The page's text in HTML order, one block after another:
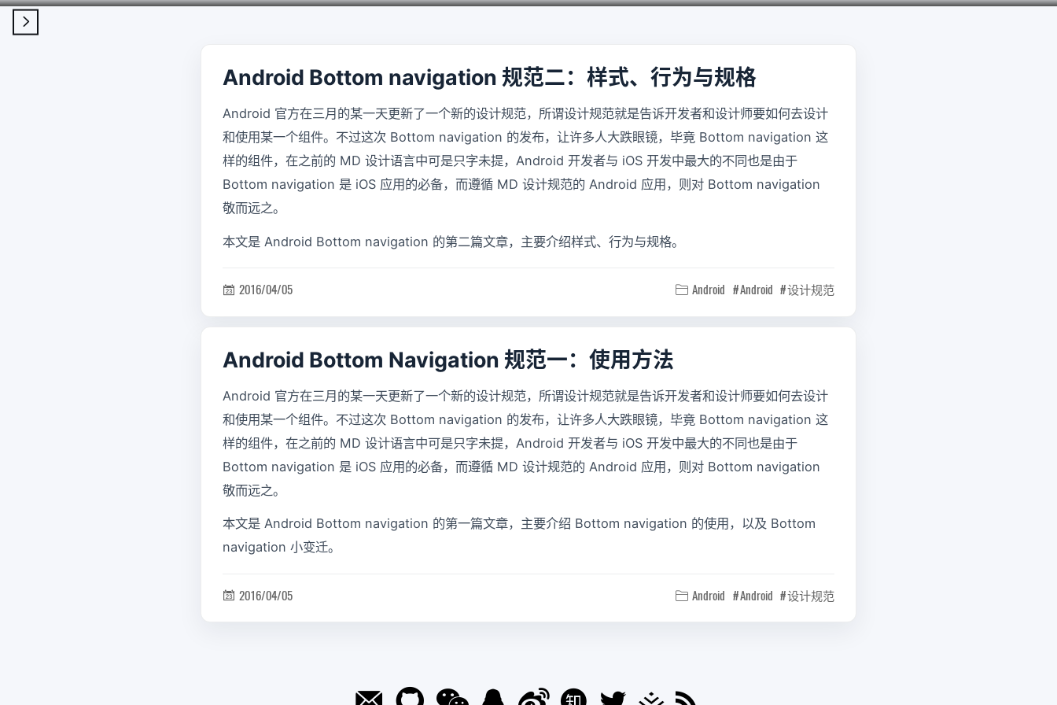

Android Bottom navigation 规范二：样式、行为与规格
Android 官方在三月的某一天更新了一个新的设计规范，所谓设计规范就是告诉开发者和设计师要如何去设计
和使用某一个组件。不过这次 Bottom navigation 的发布，让许多人大跌眼镜，毕竟 Bottom navigation 这
样的组件，在之前的 MD 设计语言中可是只字未提，Android 开发者与 iOS 开发中最大的不同也是由于
Bottom navigation 是 iOS 应用的必备，而遵循 MD 设计规范的 Android 应用，则对 Bottom navigation
敬而远之。
本文是 Android Bottom navigation 的第二篇文章，主要介绍样式、行为与规格。
 2016/04/05  Android Android 设计规范
Android Bottom Navigation 规范一：使用方法
Android 官方在三月的某一天更新了一个新的设计规范，所谓设计规范就是告诉开发者和设计师要如何去设计
和使用某一个组件。不过这次 Bottom navigation 的发布，让许多人大跌眼镜，毕竟 Bottom navigation 这
样的组件，在之前的 MD 设计语言中可是只字未提，Android 开发者与 iOS 开发中最大的不同也是由于
Bottom navigation 是 iOS 应用的必备，而遵循 MD 设计规范的 Android 应用，则对 Bottom navigation
敬而远之。
本文是 Android Bottom navigation 的第一篇文章，主要介绍 Bottom navigation 的使用，以及 Bottom
navigation 小变迁。
 2016/04/05  Android Android 设计规范